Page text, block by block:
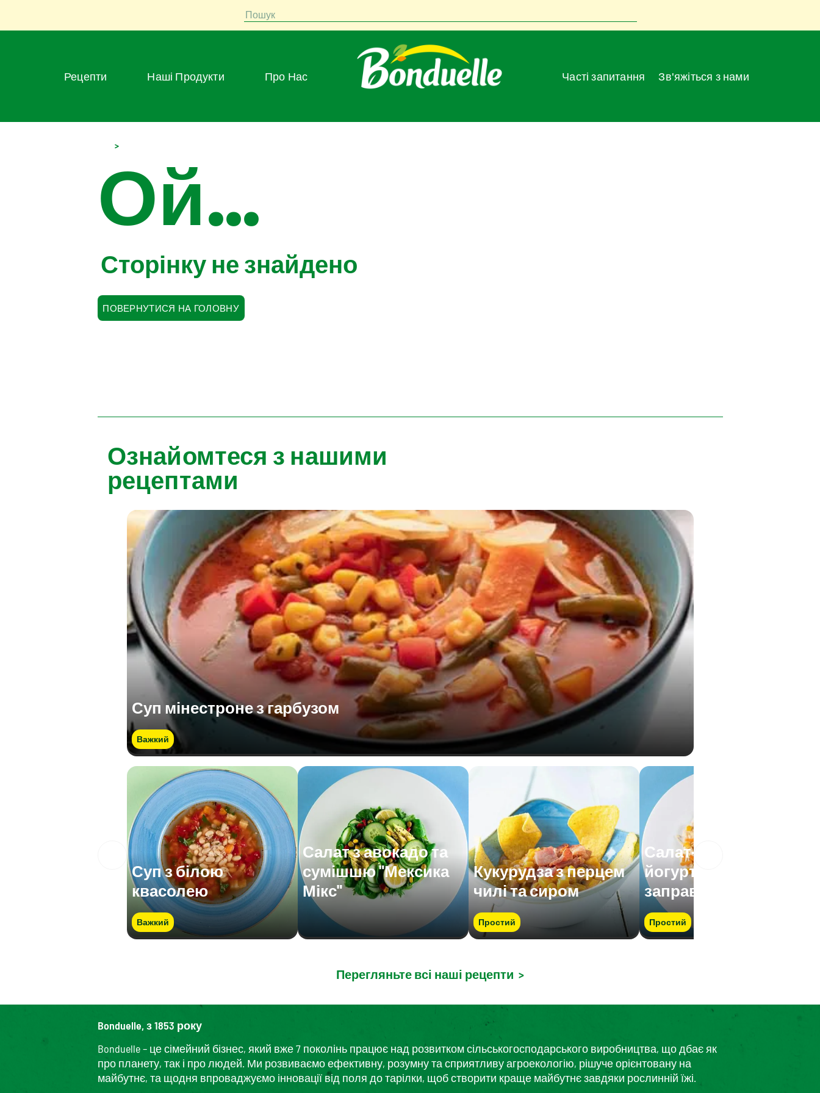
Пошук
Рецепти Наші Продукти Про Нас Часті запитання Зв'яжіться з нами
>
Ой...
Сторінку не знайдено
ПОВЕРНУТИСЯ НА ГОЛОВНУ
Ознайомтеся з нашими
рецептами
Суп мінестроне з гарбузом
Важкий
Суп з білою
квасолею
Важкий
Салат з авокадо та
сумішшю "Мексика
Мікс"
Кукурудза з перцем
чилі та сиром
Простий
Салат-асорті з
йогуртовою
заправкою
Простий
Перегляньте всі наші рецепти >
Bonduelle, з 1853 року
Bonduelle – це сімейний бізнес, який вже 7 поколінь працює над розвитком сільськогосподарського виробництва, що дбає як
про планету, так і про людей. Ми розвиваємо ефективну, розумну та сприятливу агроекологію, рішуче орієнтовану на
майбутнє, та щодня впроваджуємо інновації від поля до тарілки, щоб створити краще майбутнє завдяки рослинній їжі.